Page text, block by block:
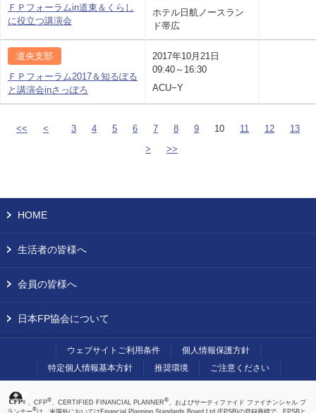
ＦＰフォーラムin道東＆くらし
に役立つ講演会
ホテル日航ノースラン
ド帯広
道央支部
ＦＰフォーラム2017＆知るぽる
と講演会inさっぽろ
2017年10月21日
09:40～16:30
ACU−Y
<< < 3 4 5 6 7 8 9 10 11 12
13
>
>>
HOME
生活者の皆様へ
会員の皆様へ
日本FP協会について
ウェブサイトご利用条件
個人情報保護方針
特定個人情報基本方針
推奨環境 ご注意ください
、CFP®、CERTIFIED FINANCIAL PLANNER®、およびサーティファイド ファイナンシャル プ
ランナー®は、米国外においてはFinancial Planning Standards Board Ltd.(FPSB)の登録商標で、FPSBと